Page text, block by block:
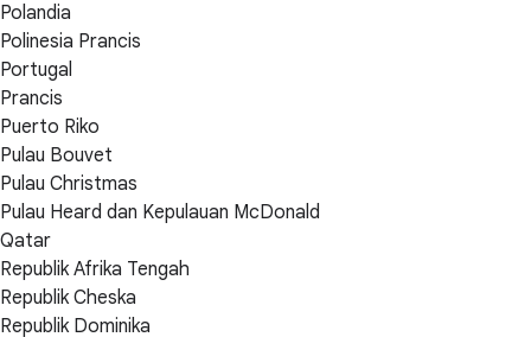
Polandia
Polinesia Prancis
Portugal
Prancis
Puerto Riko
Pulau Bouvet
Pulau Christmas
Pulau Heard dan Kepulauan McDonald
Qatar
Republik Afrika Tengah
Republik Cheska
Republik Dominika